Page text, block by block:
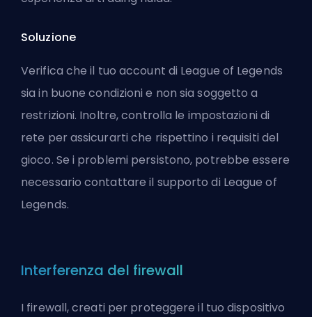
Soluzione
Verifica che il tuo account di League of Legends
sia in buone condizioni e non sia soggetto a
restrizioni. Inoltre, controlla le impostazioni di
rete per assicurarti che rispettino i requisiti del
gioco. Se i problemi persistono, potrebbe essere
necessario contattare il supporto di League of
Legends.
Interferenza del firewall
I firewall, creati per proteggere il tuo dispositivo